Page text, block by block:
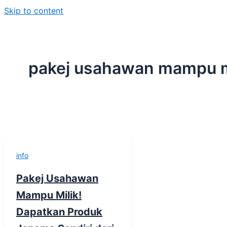
Skip to content
pakej usahawan mampu
info
Pakej Usahawan
Mampu Milik!
Dapatkan Produk